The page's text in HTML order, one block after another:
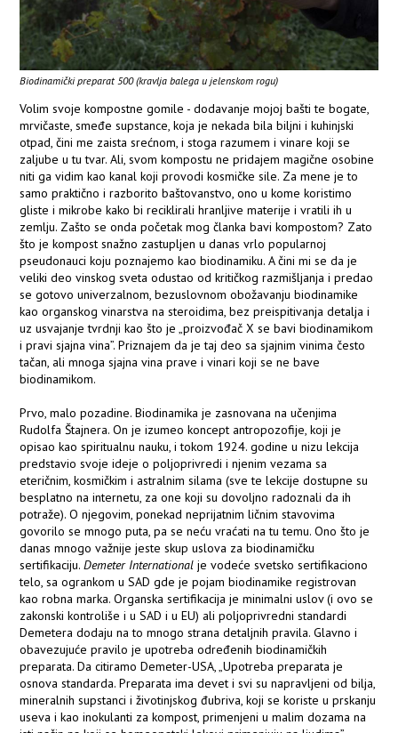
Biodinamički preparat 500 (kravlja balega u jelenskom rogu)
Volim svoje kompostne gomile - dodavanje mojoj bašti te bogate,
mrvičaste, smeđe supstance, koja je nekada bila biljni i kuhinjski
otpad, čini me zaista srećnom, i stoga razumem i vinare koji se
zaljube u tu tvar. Ali, svom kompostu ne pridajem magične osobine
niti ga vidim kao kanal koji provodi kosmičke sile. Za mene je to
samo praktično i razborito baštovanstvo, ono u kome koristimo
gliste i mikrobe kako bi reciklirali hranljive materije i vratili ih u
zemlju. Zašto se onda početak mog članka bavi kompostom? Zato
što je kompost snažno zastupljen u danas vrlo popularnoj
pseudonauci koju poznajemo kao biodinamiku. A čini mi se da je
veliki deo vinskog sveta odustao od kritičkog razmišljanja i predao
se gotovo univerzalnom, bezuslovnom obožavanju biodinamike
kao organskog vinarstva na steroidima, bez preispitivanja detalja i
uz usvajanje tvrdnji kao što je „proizvođač X se bavi biodinamikom
i pravi sjajna vina”. Priznajem da je taj deo sa sjajnim vinima često
tačan, ali mnoga sjajna vina prave i vinari koji se ne bave
biodinamikom.
Prvo, malo pozadine. Biodinamika je zasnovana na učenjima
Rudolfa Štajnera. On je izumeo koncept antropozofije, koji je
opisao kao spiritualnu nauku, i tokom 1924. godine u nizu lekcija
predstavio svoje ideje o poljoprivredi i njenim vezama sa
eteričnim, kosmičkim i astralnim silama (sve te lekcije dostupne su
besplatno na internetu, za one koji su dovoljno radoznali da ih
potraže). O njegovim, ponekad neprijatnim ličnim stavovima
govorilo se mnogo puta, pa se neću vraćati na tu temu. Ono što je
danas mnogo važnije jeste skup uslova za biodinamičku
sertifikaciju.Demeter International je vodeće svetsko sertifikaciono
telo, sa ogrankom u SAD gde je pojam biodinamike registrovan
kao robna marka. Organska sertifikacija je minimalni uslov (i ovo se
zakonski kontroliše i u SAD i u EU) ali poljoprivredni standardi
Demetera dodaju na to mnogo strana detaljnih pravila. Glavno i
obavezujuće pravilo je upotreba određenih biodinamičkih
preparata. Da citiramo Demeter-USA, „Upotreba preparata je
osnova standarda. Preparata ima devet i svi su napravljeni od bilja,
mineralnih supstanci i životinjskog đubriva, koji se koriste u prskanju
useva i kao inokulanti za kompost, primenjeni u malim dozama na